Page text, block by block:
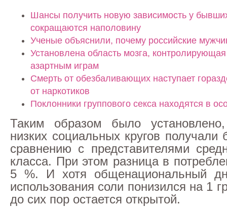
Шансы получить новую зависимость у
сокращаются наполовину
Ученые объяснили, почему российские
Установлена область мозга, контролирующая
азартным играм
Смерть от обезбаливающих наступает
от наркотиков
Поклонники группового секса находятся в
Таким образом было
низких социальных кругов
сравнению с представителями
класса. При этом разница в
5 %. И хотя общенациональный
использования соли понизился на 1
до сих пор остается открытой.